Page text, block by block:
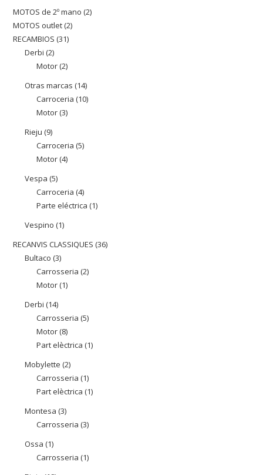
MOTOS de 2º mano 22
MOTOS outlet 22
RECAMBIOS 3131
Derbi 22
productes
Motor 22
productes
Otras marcas 1414
productes
Carroceria 1010
Motor 33
Rieju 99
productes
Carroceria 55
Motor 44
Vespa 55
productes
Carroceria 44
productes
Parte eléctrica 11
Vespino 11
producte
RECANVIS CLASSIQUES 3636
Bultaco 33
productes
Carrosseria 22
Motor 11
Derbi 1414
productes
Carrosseria 55
Motor 88
productes
Part elèctrica 11
Mobylette 22
productes
Carrosseria 11
producte
Part elèctrica 11
Montesa 33
productes
Carrosseria 33
Ossa 11
producte
Carrosseria 11